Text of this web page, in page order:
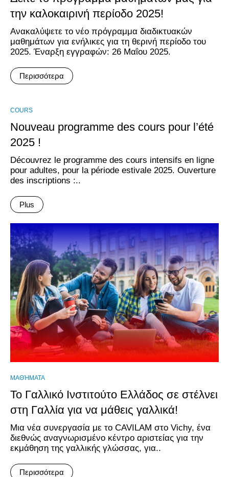
την καλοκαιρινή περίοδο 2025!
Aνακαλύψετε το νέο πρόγραμμα διαδικτυακών
μαθημάτων για ενήλικες για τη θερινή περίοδο του
2025. Έναρξη εγγραφών: 26 Mαΐου 2025.
Περισσότερα
COURS
Nouveau programme des cours pour l’été
2025 !
Découvrez le programme des cours intensifs en ligne
pour adultes, pour la période estivale 2025. Ouverture
des inscriptions :..
Plus
ΜΑΘΉΜΑΤΑ
Το Γαλλικό Ινστιτούτο Ελλάδος σε στέλνει
στη Γαλλία για να μάθεις γαλλικά!
Μια νέα συνεργασία με το CAVILAM στο Vichy, ένα
διεθνώς αναγνωρισμένο κέντρο αριστείας για την
εκμάθηση της γαλλικής γλώσσας, για..
Περισσότερα